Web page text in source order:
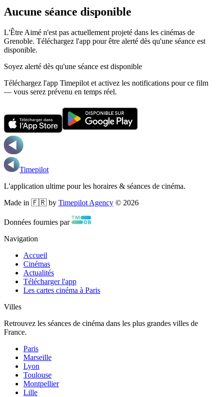
Aucune séance disponible
L'Être Aimé n'est pas actuellement projeté dans les cinémas de
Grenoble. Téléchargez l'app pour être alerté dès qu'une séance est
disponible.
Soyez alerté dès qu'une séance est disponible
Téléchargez l'app Timepilot et activez les notifications pour ce film
— vous serez prévenu en temps réel.
Timepilot
L'application ultime pour les horaires & séances de cinéma.
Made in 🇫🇷 by Timepilot Agency © 2026
Données fournies par
Navigation
Accueil
Cinémas
Actualités
Télécharger l'app
Les cartes cinéma à Paris
Villes
Retrouvez les séances de cinéma dans les plus grandes villes de
France.
Paris
Marseille
Lyon
Toulouse
Montpellier
Lille